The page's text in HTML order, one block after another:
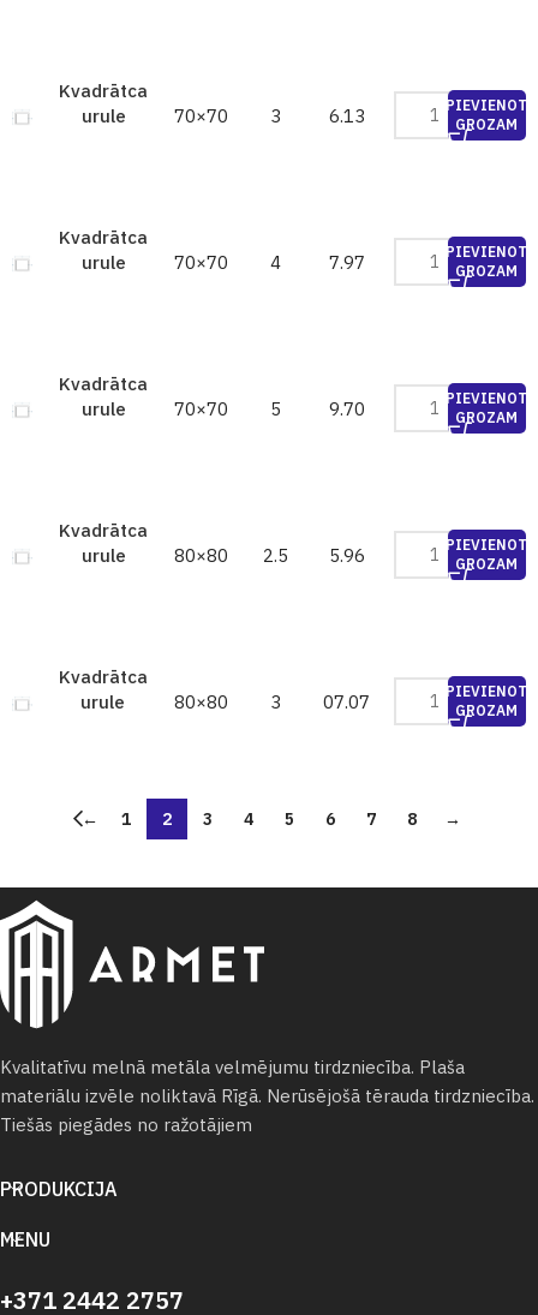
Kvadrātca
urule
70×70 3 6.13
PIEVIENOT
GROZAM
Kvadrātca
urule
70×70 4 7.97
PIEVIENOT
GROZAM
Kvadrātca
urule
70×70 5 9.70
PIEVIENOT
GROZAM
Kvadrātca
urule
80×80 2.5 5.96
PIEVIENOT
GROZAM
Kvadrātca
urule
80×80 3 07.07
PIEVIENOT
GROZAM
← 1 2 3 4 5 6 7 8 →
Kvalitatīvu melnā metāla velmējumu tirdzniecība. Plaša
materiālu izvēle noliktavā Rīgā. Nerūsējošā tērauda tirdzniecība.
Tiešās piegādes no ražotājiem
PRODUKCIJA
MENU
+371 2442 2757